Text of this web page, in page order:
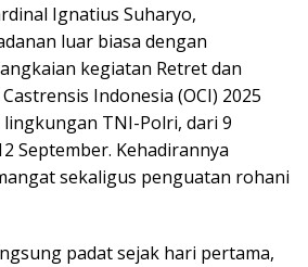
Ignatius Suharyo,
luar biasa dengan
kegiatan Retret dan
Indonesia (OCI) 2025
TNI-Polri, dari 9
September. Kehadirannya
sekaligus penguatan rohani
padat sejak hari pertama,